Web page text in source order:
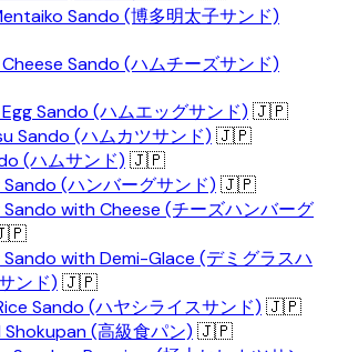
Sando (博多明太子サンド)
Sando (ハムチーズサンド)
Sando (ハムエッグサンド) 🇯🇵
Sando (ハムカツサンド) 🇯🇵
(ハムサンド) 🇯🇵
(ハンバーグサンド) 🇯🇵
with Cheese (チーズハンバーグ
with Demi-Glace (デミグラスハ
ンド) 🇯🇵
Sando (ハヤシライスサンド) 🇯🇵
Shokupan (高級食パン) 🇯🇵